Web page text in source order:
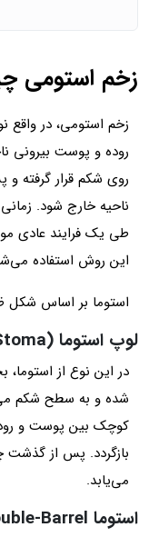
زخم استومی
زخم استومی، در
روده و پوست بیرونی
روی شکم قرار گرفته
ناحیه خارج شود.
طی یک فرایند عادی
این روش استفاده
استوما بر اساس شکل
لوپ استوما (Loop Stoma)
در این نوع از
شده و به سطح شکم
کوچک بین پوست و روده
بازگردد. پس از گذشت
می‌یابد.
استوما Double-Barrel